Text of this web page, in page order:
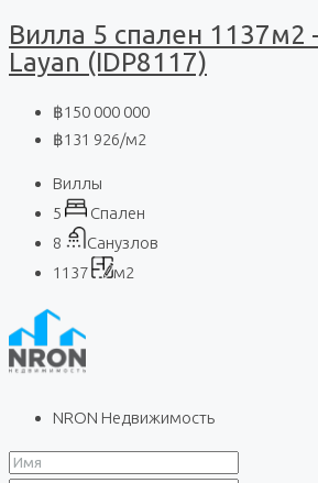
Вилла 5 спален 1137м2
Layan (IDP8117)
฿150 000 000
฿131 926/м2
Виллы
5
Спален
8
Санузлов
1137
м2
NRON Недвижимость